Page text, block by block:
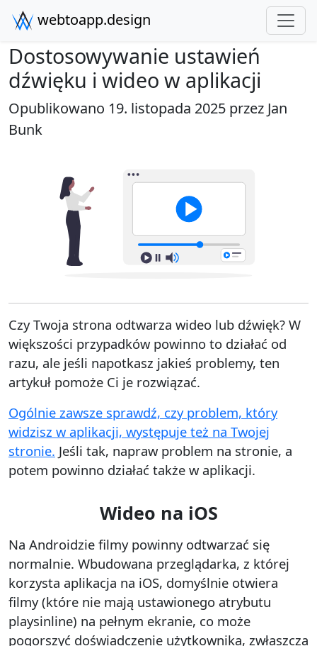
webtoapp.design
Dostosowywanie ustawień
dźwięku i wideo w aplikacji
Opublikowano 19. listopada 2025 przez Jan
Bunk
Czy Twoja strona odtwarza wideo lub dźwięk? W
większości przypadków powinno to działać od
razu, ale jeśli napotkasz jakieś problemy, ten
artykuł pomoże Ci je rozwiązać.
Ogólnie zawsze sprawdź, czy problem, który
widzisz w aplikacji, występuje też na Twojej
stronie. Jeśli tak, napraw problem na stronie, a
potem powinno działać także w aplikacji.
Wideo na iOS
Na Androidzie filmy powinny odtwarzać się
normalnie. Wbudowana przeglądarka, z której
korzysta aplikacja na iOS, domyślnie otwiera
filmy (które nie mają ustawionego atrybutu
playsinline) na pełnym ekranie, co może
pogorszyć doświadczenie użytkownika, zwłaszcza